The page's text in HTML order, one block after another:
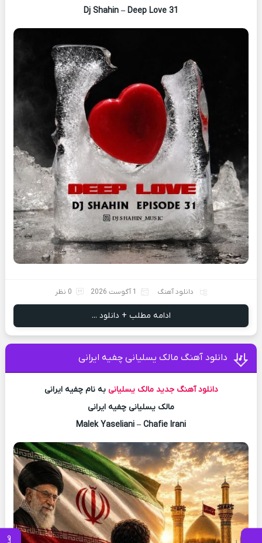
Dj Shahin – Deep Love 31
دانلود آهنگ 1 آگوست 2026 0 نظر
ادامه مطلب + دانلود ...
دانلود آهنگ مالک یسلیانی چفیه ایرانی
دانلود آهنگ جدید مالک یسلیانی به نام چفیه ایرانی
مالک یسلیانی چفیه ایرانی
Malek Yaseliani – Chafie Irani